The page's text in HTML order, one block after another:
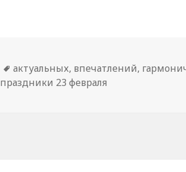
Метки
актуальных, впечатлений,
праздники 23 февраля